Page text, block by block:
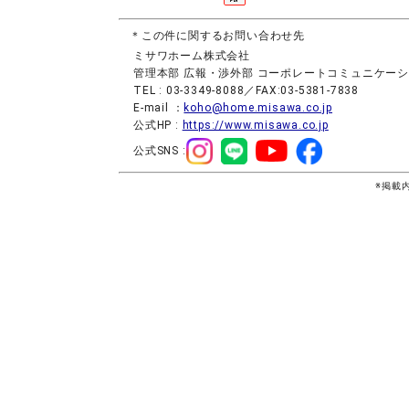
＊この件に関するお問い合わせ先
ミサワホーム株式会社
管理本部 広報・渉外部 コーポレートコミュニケ
TEL : 03-3349-8088／FAX:03-5381-7838
E-mail ： koho@home.misawa.co.jp
公式HP : https://www.misawa.co.jp
公式SNS :
※掲載